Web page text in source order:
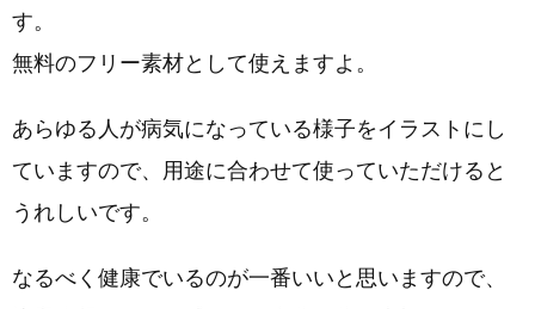
す。
無料のフリー素材として使えますよ。
あらゆる人が病気になっている様子をイラストにし
ていますので、用途に合わせて使っていただけると
うれしいです。
なるべく健康でいるのが一番いいと思いますので、